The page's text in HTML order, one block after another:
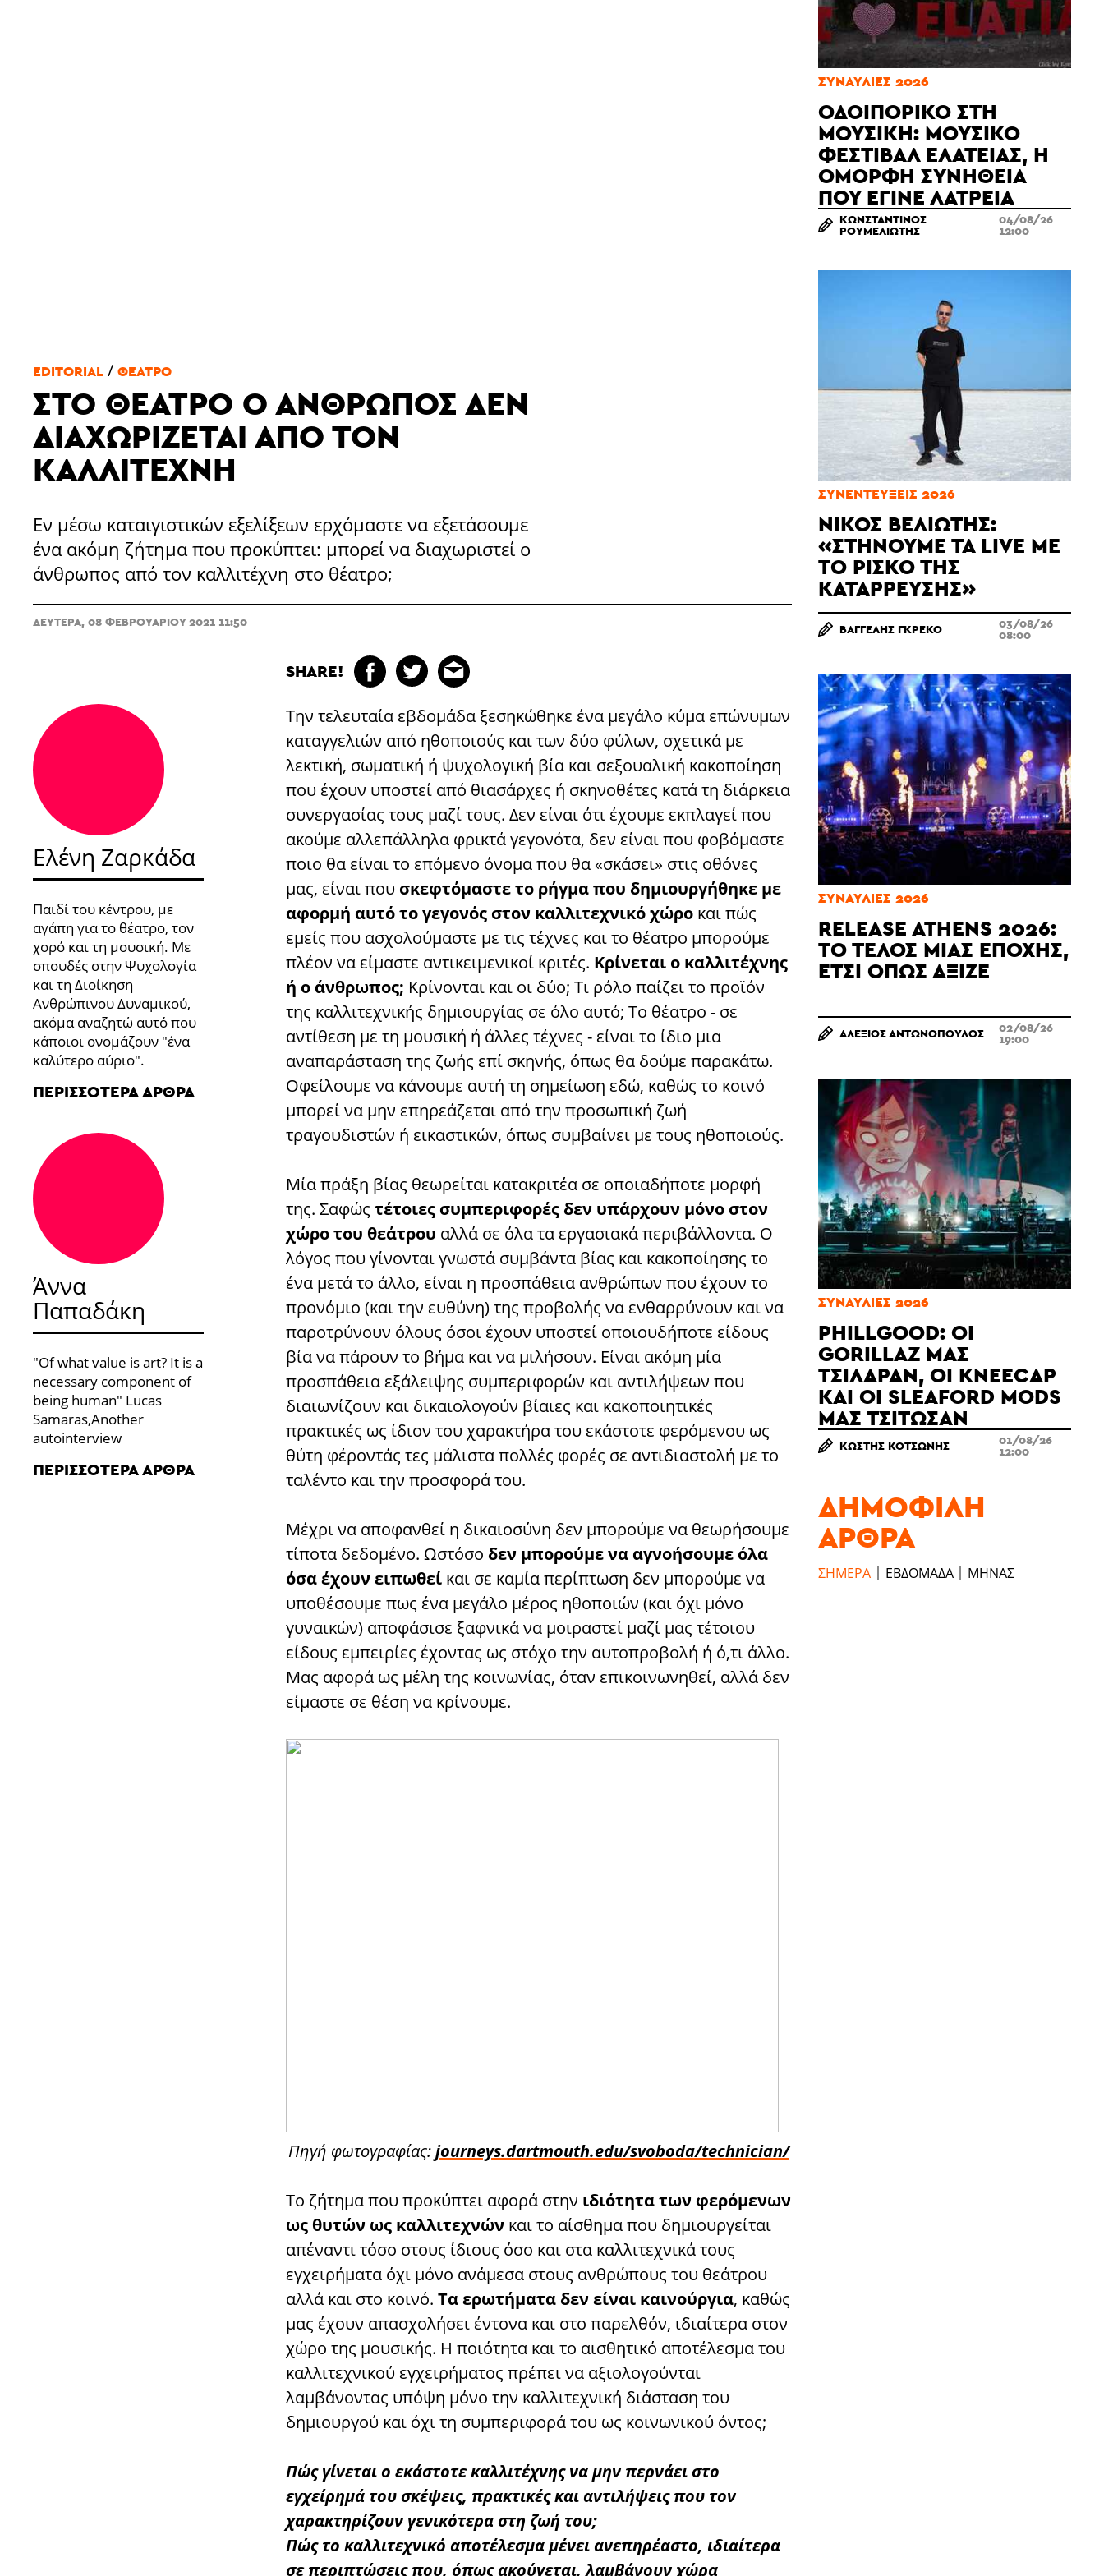
EDITORIAL / ΘΈΑΤΡΟ
ΣΤΟ ΘΈΑΤΡΟ Ο ΆΝΘΡΩΠΟΣ ΔΕΝ
ΔΙΑΧΩΡΊΖΕΤΑΙ ΑΠΌ ΤΟΝ
ΚΑΛΛΙΤΈΧΝΗ
Εν μέσω καταιγιστικών εξελίξεων ερχόμαστε να εξετάσουμε
ένα ακόμη ζήτημα που προκύπτει: μπορεί να διαχωριστεί ο
άνθρωπος από τον καλλιτέχνη στο θέατρο;
ΔΕΥΤΈΡΑ, 08 ΦΕΒΡΟΥΑΡΊΟΥ 2021 11:50
SHARE!
Ελένη Ζαρκάδα
Παιδί του κέντρου, με
αγάπη για το θέατρο, τον
χορό και τη μουσική. Με
σπουδές στην Ψυχολογία
και τη Διοίκηση
Ανθρώπινου Δυναμικού,
ακόμα αναζητώ αυτό που
κάποιοι ονομάζουν "ένα
καλύτερο αύριο".
ΠΕΡΙΣΣΌΤΕΡΑ ΆΡΘΡΑ
Άννα
Παπαδάκη
"Of what value is art? It is a
necessary component of
being human" Lucas
Samaras,Another
autointerview
ΠΕΡΙΣΣΌΤΕΡΑ ΆΡΘΡΑ
Την τελευταία εβδομάδα ξεσηκώθηκε ένα μεγάλο κύμα επώνυμων
καταγγελιών από ηθοποιούς και των δύο φύλων, σχετικά με
λεκτική, σωματική ή ψυχολογική βία και σεξουαλική κακοποίηση
που έχουν υποστεί από θιασάρχες ή σκηνοθέτες κατά τη διάρκεια
συνεργασίας τους μαζί τους. Δεν είναι ότι έχουμε εκπλαγεί που
ακούμε αλλεπάλληλα φρικτά γεγονότα, δεν είναι που φοβόμαστε
ποιο θα είναι το επόμενο όνομα που θα «σκάσει» στις οθόνες
μας, είναι που σκεφτόμαστε το ρήγμα που δημιουργήθηκε με
αφορμή αυτό το γεγονός στον καλλιτεχνικό χώρο και πώς
εμείς που ασχολούμαστε με τις τέχνες και το θέατρο μπορούμε
πλέον να είμαστε αντικειμενικοί κριτές. Κρίνεται ο καλλιτέχνης
ή ο άνθρωπος; Κρίνονται και οι δύο; Τι ρόλο παίζει το προϊόν
της καλλιτεχνικής δημιουργίας σε όλο αυτό; Το θέατρο - σε
αντίθεση με τη μουσική ή άλλες τέχνες - είναι το ίδιο μια
αναπαράσταση της ζωής επί σκηνής, όπως θα δούμε παρακάτω.
Οφείλουμε να κάνουμε αυτή τη σημείωση εδώ, καθώς το κοινό
μπορεί να μην επηρεάζεται από την προσωπική ζωή
τραγουδιστών ή εικαστικών, όπως συμβαίνει με τους ηθοποιούς.
Μία πράξη βίας θεωρείται κατακριτέα σε οποιαδήποτε μορφή
της. Σαφώς τέτοιες συμπεριφορές δεν υπάρχουν μόνο στον
χώρο του θεάτρου αλλά σε όλα τα εργασιακά περιβάλλοντα. Ο
λόγος που γίνονται γνωστά συμβάντα βίας και κακοποίησης το
ένα μετά το άλλο, είναι η προσπάθεια ανθρώπων που έχουν το
προνόμιο (και την ευθύνη) της προβολής να ενθαρρύνουν και να
παροτρύνουν όλους όσοι έχουν υποστεί οποιουδήποτε είδους
βία να πάρουν το βήμα και να μιλήσουν. Είναι ακόμη μία
προσπάθεια εξάλειψης συμπεριφορών και αντιλήψεων που
διαιωνίζουν και δικαιολογούν βίαιες και κακοποιητικές
πρακτικές ως ίδιον του χαρακτήρα του εκάστοτε φερόμενου ως
θύτη φέροντάς τες μάλιστα πολλές φορές σε αντιδιαστολή με το
ταλέντο και την προσφορά του.
Μέχρι να αποφανθεί η δικαιοσύνη δεν μπορούμε να θεωρήσουμε
τίποτα δεδομένο. Ωστόσο δεν μπορούμε να αγνοήσουμε όλα
όσα έχουν ειπωθεί και σε καμία περίπτωση δεν μπορούμε να
υποθέσουμε πως ένα μεγάλο μέρος ηθοποιών (και όχι μόνο
γυναικών) αποφάσισε ξαφνικά να μοιραστεί μαζί μας τέτοιου
είδους εμπειρίες έχοντας ως στόχο την αυτοπροβολή ή ό,τι άλλο.
Μας αφορά ως μέλη της κοινωνίας, όταν επικοινωνηθεί, αλλά δεν
είμαστε σε θέση να κρίνουμε.
Πηγή φωτογραφίας:journeys.dartmouth.edu/svoboda/technician/
Το ζήτημα που προκύπτει αφορά στην ιδιότητα των φερόμενων
ως θυτών ως καλλιτεχνών και το αίσθημα που δημιουργείται
απέναντι τόσο στους ίδιους όσο και στα καλλιτεχνικά τους
εγχειρήματα όχι μόνο ανάμεσα στους ανθρώπους του θεάτρου
αλλά και στο κοινό. Τα ερωτήματα δεν είναι καινούργια, καθώς
μας έχουν απασχολήσει έντονα και στο παρελθόν, ιδιαίτερα στον
χώρο της μουσικής. Η ποιότητα και το αισθητικό αποτέλεσμα του
καλλιτεχνικού εγχειρήματος πρέπει να αξιολογούνται
λαμβάνοντας υπόψη μόνο την καλλιτεχνική διάσταση του
δημιουργού και όχι τη συμπεριφορά του ως κοινωνικού όντος;
Πώς γίνεται ο εκάστοτε καλλιτέχνης να μην περνάει στο
εγχείρημά του σκέψεις, πρακτικές και αντιλήψεις που τον
χαρακτηρίζουν γενικότερα στη ζωή του;
Πώς το καλλιτεχνικό αποτέλεσμα μένει ανεπηρέαστο, ιδιαίτερα
σε περιπτώσεις που, όπως ακούγεται, λαμβάνουν χώρα
ΣΥΝΑΥΛΊΕΣ 2026
ΟΔΟΙΠΟΡΙΚΌ ΣΤΗ
ΜΟΥΣΙΚΉ: ΜΟΥΣΙΚΌ
ΦΕΣΤΙΒΆΛ ΕΛΆΤΕΙΑΣ, Η
ΌΜΟΡΦΗ ΣΥΝΉΘΕΙΑ
ΠΟΥ ΈΓΙΝΕ ΛΑΤΡΕΊΑ
ΚΩΝΣΤΑΝΤΊΝΟΣ
ΡΟΥΜΕΛΙΏΤΗΣ
04/08/26
12:00
ΣΥΝΕΝΤΕΎΞΕΙΣ 2026
ΝΊΚΟΣ ΒΕΛΙΏΤΗΣ:
«ΣΤΉΝΟΥΜΕ ΤΑ LIVE ΜΕ
ΤΟ ΡΊΣΚΟ ΤΗΣ
ΚΑΤΆΡΡΕΥΣΗΣ»
ΒΑΓΓΈΛΗΣ ΓΚΡΈΚΟ 03/08/26
08:00
ΣΥΝΑΥΛΊΕΣ 2026
RELEASE ATHENS 2026:
ΤΟ ΤΈΛΟΣ ΜΙΑΣ ΕΠΟΧΉΣ,
ΈΤΣΙ ΌΠΩΣ ΆΞΙΖΕ
ΑΛΈΞΙΟΣ ΑΝΤΩΝΌΠΟΥΛΟΣ 02/08/26
19:00
ΣΥΝΑΥΛΊΕΣ 2026
PHILLGOOD: ΟΙ
GORILLAZ ΜΆΣ
ΤΣΊΛΑΡΑΝ, ΟΙ KNEECAP
ΚΑΙ ΟΙ SLEAFORD MODS
ΜΆΣ ΤΣΊΤΩΣΑΝ
ΚΩΣΤΉΣ ΚΟΤΣΏΝΗΣ 01/08/26
12:00
ΔΗΜΟΦΙΛΉ
ΆΡΘΡΑ
ΣΉΜΕΡΑ ΕΒΔΟΜΆΔΑ ΜΉΝΑΣ